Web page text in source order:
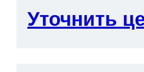
Уточнить